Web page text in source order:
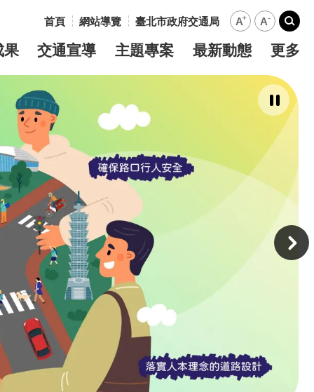
首頁 網站導覽 臺北市政府交通局 A+ A-
搜尋
果 交通宣導 主題專案 最新動態 更多
暫
停
撥
放
廣